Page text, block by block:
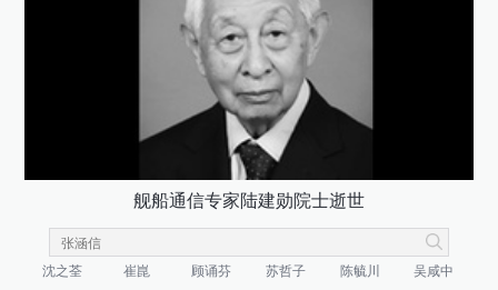
舰船通信专家陆建勋院士逝世
沈之荃 崔崑 顾诵芬 苏哲子 陈毓川
吴咸中